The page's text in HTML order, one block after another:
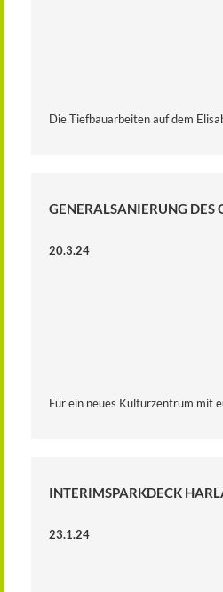
Die Tiefbauarbeiten auf dem
GENERALSANIERUNG DES
20.3.24
Für ein neues Kulturzentrum mit
INTERIMSPARKDECK
23.1.24